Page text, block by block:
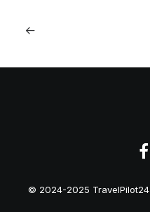
1. Mai 2026
© 2024-2025 TravelPilot24